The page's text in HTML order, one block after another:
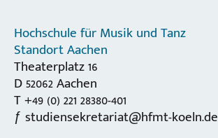
Hochschule für Musik und Tanz
Standort Aachen
Theaterplatz 16
D 52062 Aachen
T +49 (0) 221 28380-401
studiensekretariat@hfmt-koeln.de